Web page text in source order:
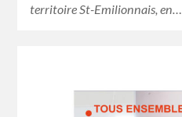
territoire St-Emilionnais, en…